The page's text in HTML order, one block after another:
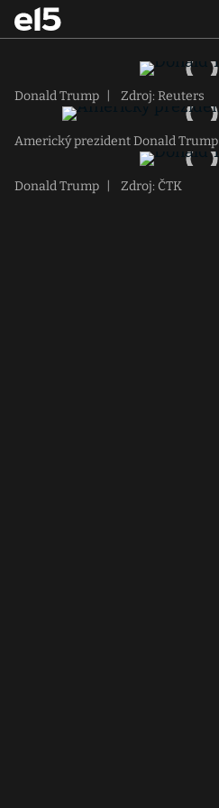
Donald Trump Zdroj: Reuters
Americký prezident Donald Trump
Donald Trump Zdroj: ČTK